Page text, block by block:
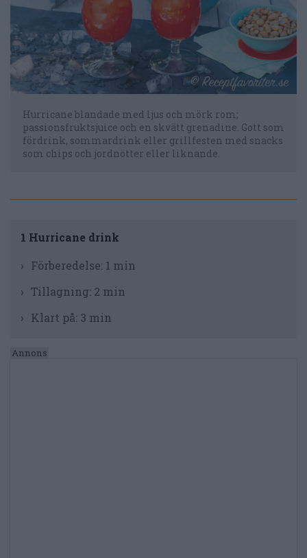
Hurricane blandade med ljus och mörk rom;
passionsfruktsjuice och en skvätt grenadine. Gott som
fördrink, sommardrink eller grillfesten med snacks
som chips och jordnötter eller liknande.
1 Hurricane drink
Förberedelse: 1 min
Tillagning: 2 min
Klart på: 3 min